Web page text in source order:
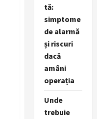
tă:
simptome
de alarmă
și riscuri
dacă
amâni
operația
Unde
trebuie